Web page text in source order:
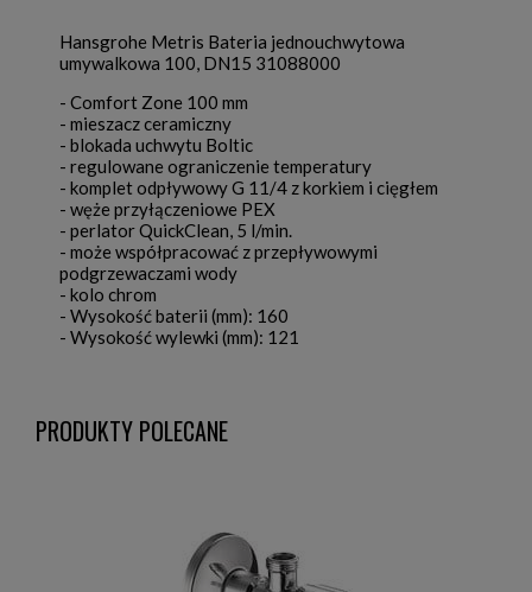
Hansgrohe Metris Bateria jednouchwytowa
umywalkowa 100, DN15 31088000
- Comfort Zone 100 mm
- mieszacz ceramiczny
- blokada uchwytu Boltic
- regulowane ograniczenie temperatury
- komplet odpływowy G 11/4 z korkiem i cięgłem
- węże przyłączeniowe PEX
- perlator QuickClean, 5 l/min.
- może współpracować z przepływowymi
podgrzewaczami wody
- kolo chrom
- Wysokość baterii (mm): 160
- Wysokość wylewki (mm): 121
PRODUKTY POLECANE